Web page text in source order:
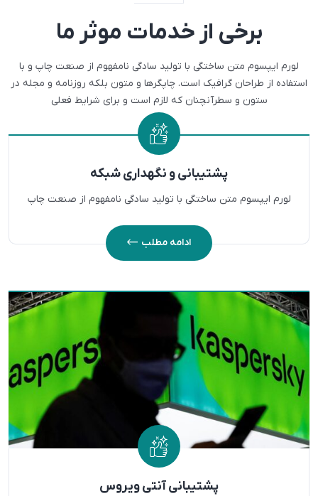
برخی از خدمات موثر ما
لورم ایپسوم متن ساختگی با تولید سادگی نامفهوم از صنعت چاپ و با
استفاده از طراحان گرافیک است. چاپگرها و متون بلکه روزنامه و مجله در
ستون و سطرآنچنان که لازم است و برای شرایط فعلی
پشتیبانی و نگهداری شبکه
لورم ایپسوم متن ساختگی با تولید سادگی نامفهوم از صنعت چاپ
ادامه مطلب
پشتیبانی آنتی ویروس